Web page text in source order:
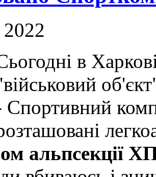
в
Спортивний
альпсекції